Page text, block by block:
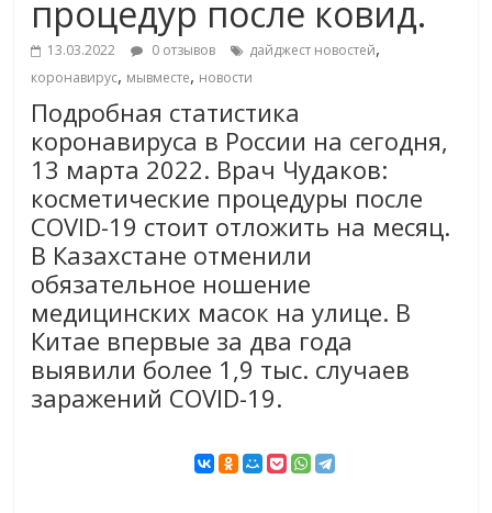
процедур после ковид.
13.03.2022 0 отзывов дайджест новостей,
коронавирус, мывместе, новости
Подробная статистика
коронавируса в России на сегодня,
13 марта 2022. Врач Чудаков:
косметические процедуры после
COVID-19 стоит отложить на месяц.
В Казахстане отменили
обязательное ношение
медицинских масок на улице. В
Китае впервые за два года
выявили более 1,9 тыс. случаев
заражений COVID-19.